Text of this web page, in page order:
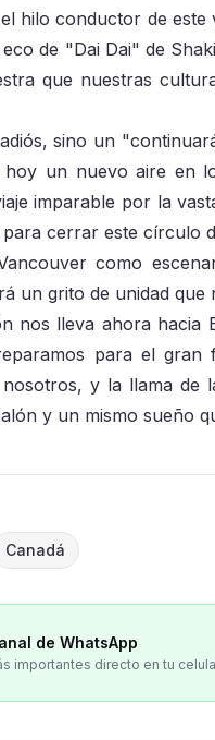
hilo conductor de
de "Dai Dai" de
que nuestras
sino un
un nuevo aire en
imparable por la
cerrar este círculo
como
un grito de unidad
nos lleva ahora
para el gran
y la llama de
y un mismo sueño
Canadá
de WhatsApp
importantes directo en tu